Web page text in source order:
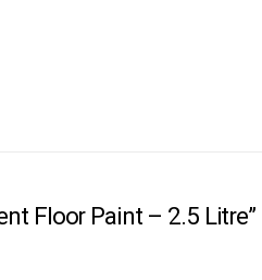
Floor Paint – 2.5 Litre”